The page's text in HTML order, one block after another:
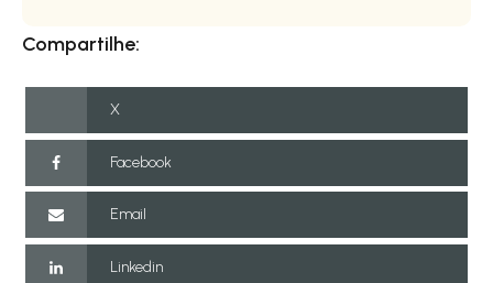
Compartilhe:
X
Facebook
Email
Linkedin